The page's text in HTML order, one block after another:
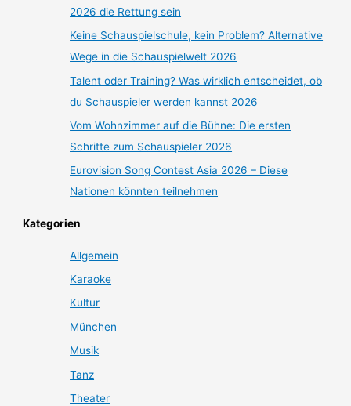
2026 die Rettung sein
Keine Schauspielschule, kein Problem? Alternative
Wege in die Schauspielwelt 2026
Talent oder Training? Was wirklich entscheidet, ob
du Schauspieler werden kannst 2026
Vom Wohnzimmer auf die Bühne: Die ersten
Schritte zum Schauspieler 2026
Eurovision Song Contest Asia 2026 – Diese
Nationen könnten teilnehmen
Kategorien
Allgemein
Karaoke
Kultur
München
Musik
Tanz
Theater